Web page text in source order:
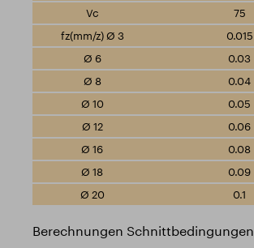
75
0.015
0.03
0.04
0.05
0.06
0.08
0.09
0.1
Berechnungen Schnittbedingungen